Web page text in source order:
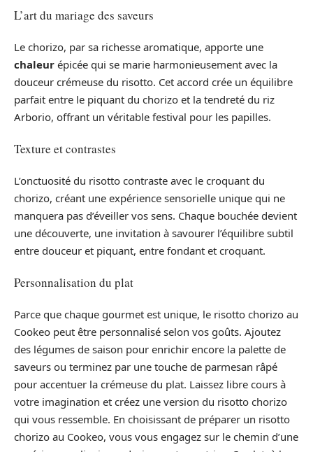
L’art du mariage des saveurs
Le chorizo, par sa richesse aromatique, apporte une
chaleur épicée qui se marie harmonieusement avec la
douceur crémeuse du risotto. Cet accord crée un équilibre
parfait entre le piquant du chorizo et la tendreté du riz
Arborio, offrant un véritable festival pour les papilles.
Texture et contrastes
L’onctuosité du risotto contraste avec le croquant du
chorizo, créant une expérience sensorielle unique qui ne
manquera pas d’éveiller vos sens. Chaque bouchée devient
une découverte, une invitation à savourer l’équilibre subtil
entre douceur et piquant, entre fondant et croquant.
Personnalisation du plat
Parce que chaque gourmet est unique, le risotto chorizo au
Cookeo peut être personnalisé selon vos goûts. Ajoutez
des légumes de saison pour enrichir encore la palette de
saveurs ou terminez par une touche de parmesan râpé
pour accentuer la crémeuse du plat. Laissez libre cours à
votre imagination et créez une version du risotto chorizo
qui vous ressemble. En choisissant de préparer un risotto
chorizo au Cookeo, vous vous engagez sur le chemin d’une